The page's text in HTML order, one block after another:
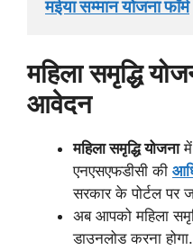
मईया सम्मान योजना फॉर्म
महिला समृद्धि
आवेदन
महिला समृद्धि योजनामें
एनएसएफडीसी की
सरकार के पोर्टल पर
अब आपको महिला
डाउनलोड करना होगा.